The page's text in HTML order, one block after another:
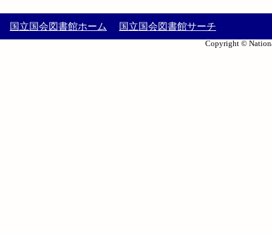
国立国会図書館ホーム 国立国会図書館サーチ
Copyright ©